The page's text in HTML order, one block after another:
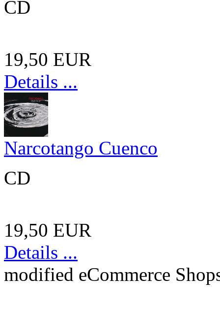
CD
19,50 EUR
Details ...
Narcotango Cuenco
CD
19,50 EUR
Details ...
modified eCommerce